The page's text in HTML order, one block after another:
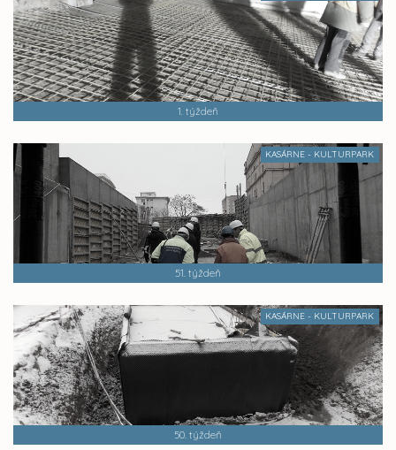
1. týždeň
KASÁRNE - KULTURPARK
51. týždeň
KASÁRNE - KULTURPARK
50. týždeň